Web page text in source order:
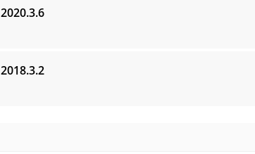
2020.3.6
2018.3.2